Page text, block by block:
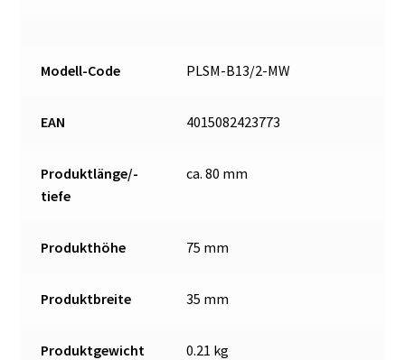
Modell-Code PLSM-B13/2-MW
EAN 4015082423773
Produktlänge/-
tiefe
ca. 80 mm
Produkthöhe 75 mm
Produktbreite 35 mm
Produktgewicht 0.21 kg